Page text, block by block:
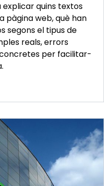
quins textos
pàgina web, què han
segons el tipus de
reals, errors
per facilitar-